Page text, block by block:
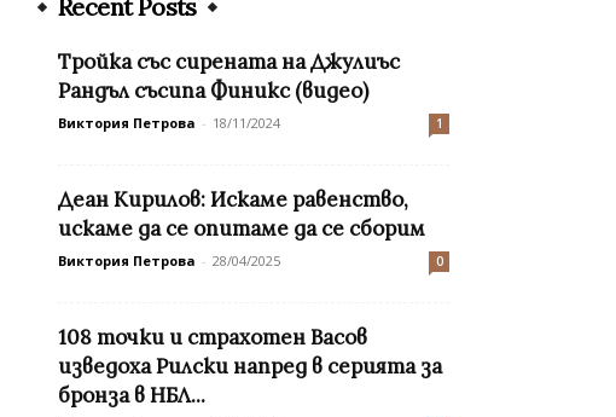
Recent Posts
Tройка със сирената на Джулиъс
Рандъл съсипа Финикс (видео)
Виктория Петрова - 18/11/2024 1
Деан Кирилов: Искаме равенство,
искаме да се опитаме да се сборим
Виктория Петрова - 28/04/2025 0
108 точки и страхотен Васов
изведоха Рилски напред в серията за
бронза в НБЛ...